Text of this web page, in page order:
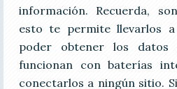
información. Recuerda,
esto te permite llevarlos
poder obtener los datos
funcionan con baterías
conectarlos a ningún sitio.